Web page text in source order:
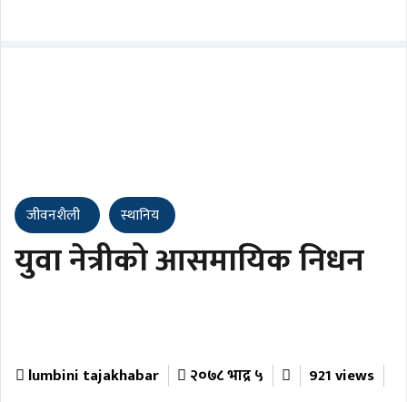
जीवनशैली स्थानिय
युवा नेत्रीको आसमायिक निधन
lumbini tajakhabar २०७८ भाद्र ५ 921 views